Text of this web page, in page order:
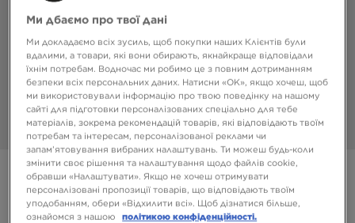
HOKA CHALLENGER 8
5599 ГРН
Ми дбаємо про твої дані
Ми докладаємо всіх зусиль, щоб покупки наших Клієнтів були
вдалими, а товари, які вони обирають, якнайкраще відповідали
їхнім потребам. Водночас ми робимо це з повним дотриманням
безпеки всіх персональних даних. Натисни «OK», якщо хочеш, щоб
ми використовували інформацію про твою поведінку на нашому
сайті для підготовки персоналізованих спеціально для тебе
матеріалів, зокрема рекомендацій товарів, які відповідають твоїм
потребам та інтересам, персоналізованої реклами чи
запам’ятовування вибраних налаштувань. Ти можеш будь-коли
змінити своє рішення та налаштування щодо файлів cookie,
обравши «Налаштувати». Якщо не хочеш отримувати
персоналізовані пропозиції товарів, що відповідають твоїм
уподобанням, обери «Відхилити всі». Щоб дізнатися більше,
ознайомся з нашою
політикою конфіденційності.